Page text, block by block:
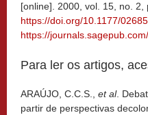
[online]. 2000, vol. 15, no.
https://doi.org/10.1177/
https://
Para ler os artigos,
ARAÚJO, C.C.S., et al.
partir de perspectivas